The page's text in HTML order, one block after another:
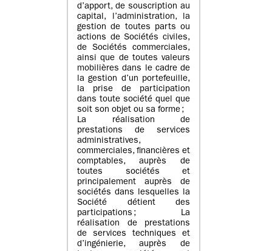
d’apport, de souscription au
capital, l’administration, la
gestion de toutes parts ou
actions de Sociétés civiles,
de Sociétés commerciales,
ainsi que de toutes valeurs
mobilières dans le cadre de
la gestion d’un portefeuille,
la prise de participation
dans toute société quel que
soit son objet ou sa forme ;
La réalisation de
prestations de services
administratives,
commerciales, financières et
comptables, auprès de
toutes sociétés et
principalement auprès de
sociétés dans lesquelles la
Société détient des
participations ; La
réalisation de prestations
de services techniques et
d’ingénierie, auprès de